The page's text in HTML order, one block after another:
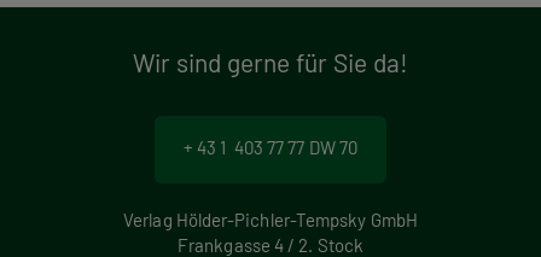
Wir sind gerne für Sie da!
+ 43 1 403 77 77 DW 70
Verlag Hölder-Pichler-Tempsky GmbH
Frankgasse 4 / 2. Stock